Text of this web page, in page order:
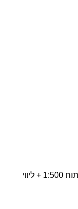
נספח נופי לתב"ע, בינוי פיתוח 1:500 + ליווי